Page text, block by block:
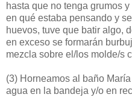
hasta que no tenga grumos
en qué estaba pensando y
huevos, tuve que batir algo,
en exceso se formarán
mezcla sobre el/los molde/s
(3) Horneamos al baño
agua en la bandeja y/o en